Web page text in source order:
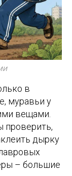
в
муравьи у
вещами.
проверить,
дырку
– большие